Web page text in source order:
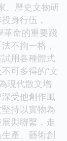
、歷史文物研
身行伍，
革命的重要踐
不拘一格，
用各種體式
可多得的“文
現代散文增
受他創作風
持以實物為
與聯繫，走
產、藝術創